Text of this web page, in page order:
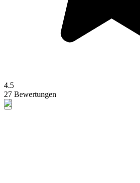
4.5
27 Bewertungen